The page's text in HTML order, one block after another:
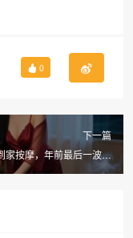
0
下一篇
家按摩，年前最后一波福
利，注册送300元优惠券